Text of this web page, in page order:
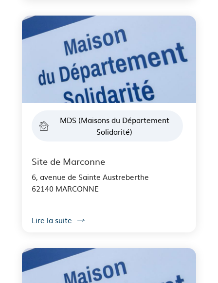
MDS (Maisons du Département
Solidarité)
Site de Marconne
6, avenue de Sainte Austreberthe
62140 MARCONNE
Lire la suite